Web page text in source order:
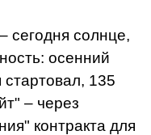
сегодня солнце,
осенний
стартовал, 135
– через
контракта для